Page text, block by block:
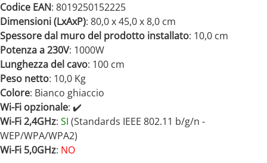
Codice EAN: 8019250152225
Dimensioni (LxAxP): 80,0 x 45,0 x 8,0 cm
Spessore dal muro del prodotto installato: 10,0 cm
Potenza a 230V: 1000W
Lunghezza del cavo: 100 cm
Peso netto: 10,0 Kg
Colore: Bianco ghiaccio
Wi-Fi opzionale: ✔️
Wi-Fi 2,4GHz: SI (Standards IEEE 802.11 b/g/n -
WEP/WPA/WPA2)
Wi-Fi 5,0GHz: NO